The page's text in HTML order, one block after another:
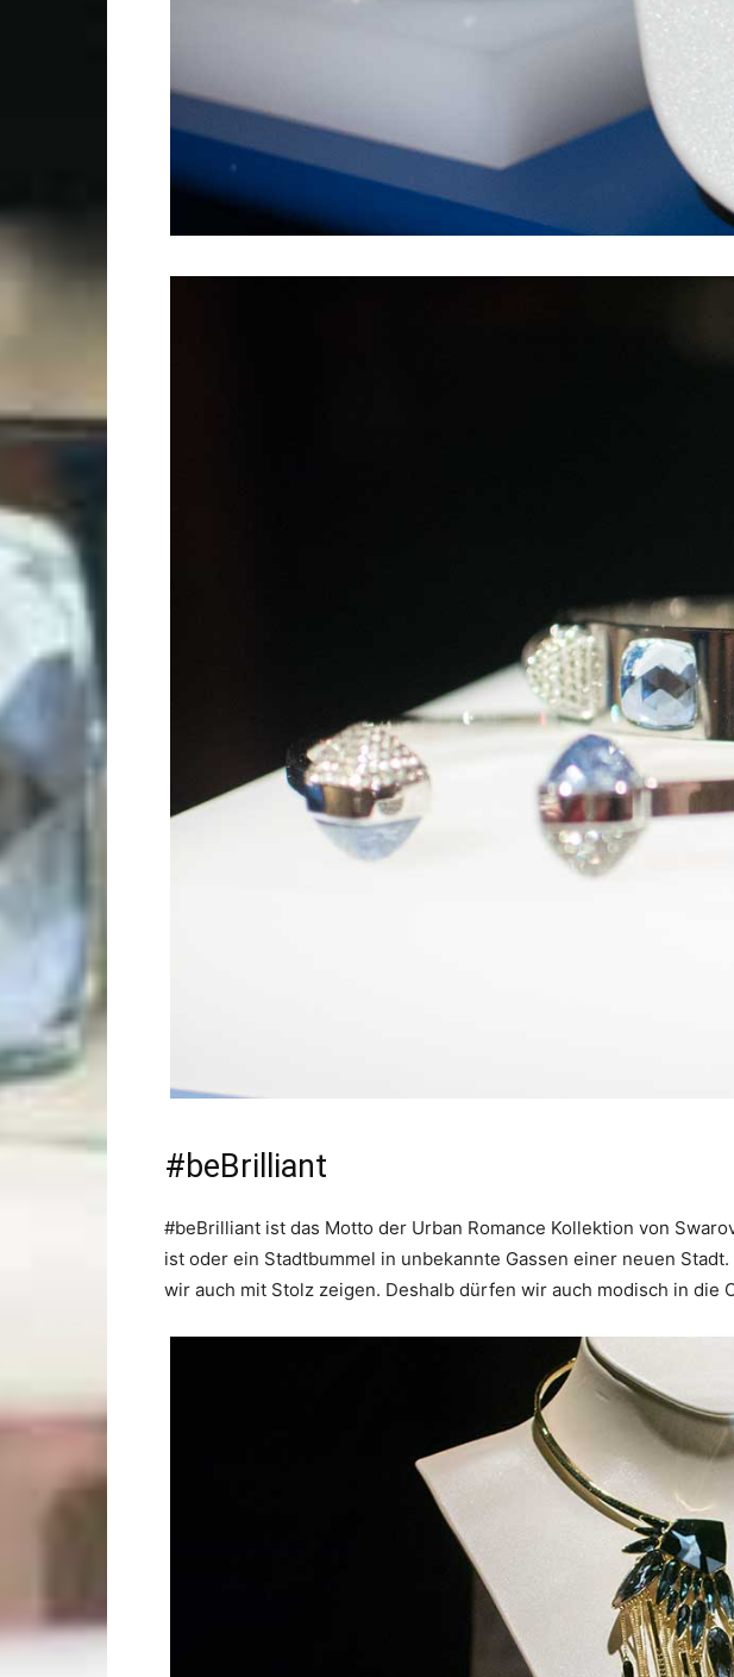
#beBrilliant
#beBrilliant ist das Motto der Urban Romance Kollektion von
ist oder ein Stadtbummel in unbekannte Gassen einer neuen
wir auch mit Stolz zeigen. Deshalb dürfen wir auch modisch in